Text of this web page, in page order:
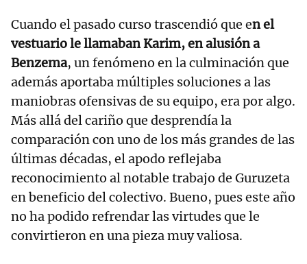
Cuando el pasado curso trascendió que en el
vestuario le llamaban Karim, en alusión a
Benzema, un fenómeno en la culminación que
además aportaba múltiples soluciones a las
maniobras ofensivas de su equipo, era por algo.
Más allá del cariño que desprendía la
comparación con uno de los más grandes de las
últimas décadas, el apodo reflejaba
reconocimiento al notable trabajo de Guruzeta
en beneficio del colectivo. Bueno, pues este año
no ha podido refrendar las virtudes que le
convirtieron en una pieza muy valiosa.